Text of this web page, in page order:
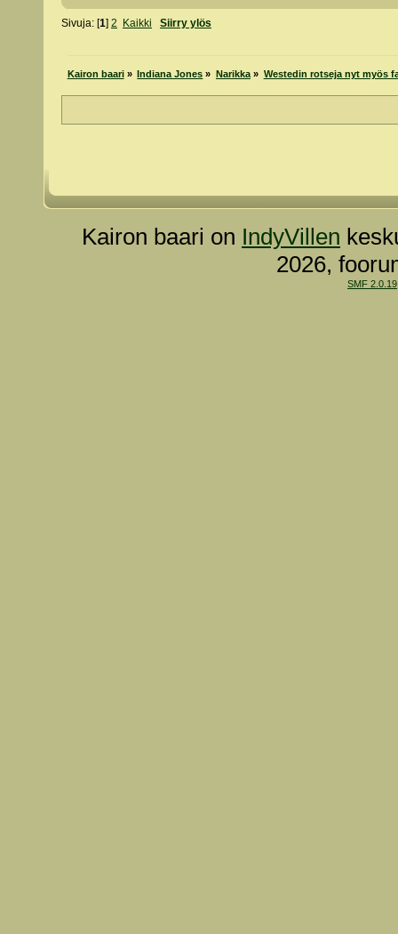
Sivuja: [1] 2 Kaikki Siirry ylös
Kairon baari» Indiana Jones » Narikka» Westedin rotseja nyt myös
Kairon baari on IndyVillen
2026,
SMF 2.0.19